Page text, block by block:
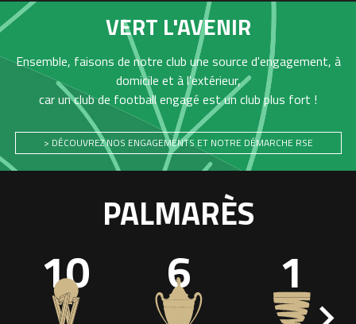
VERT L'AVENIR
Ensemble, faisons de notre club une source d'engagement, à
domicile et à l'extérieur,
car un club de football engagé est un club plus fort !
> DÉCOUVREZ NOS ENGAGEMENTS ET NOTRE DÉMARCHE RSE
PALMARÈS
10 6 1